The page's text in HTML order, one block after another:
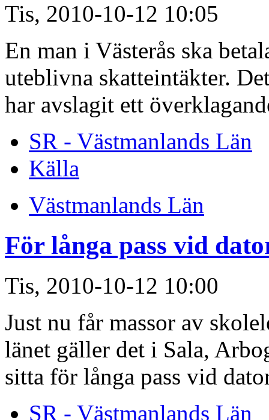
Tis, 2010-10-12 10:05
En man i Västerås ska
uteblivna skatteintäkter.
har avslagit ett
SR - Västmanlands Län
Källa
Västmanlands Län
För långa pass vid
Tis, 2010-10-12 10:00
Just nu får massor av
länet gäller det i Sala,
sitta för långa pass vid
SR - Västmanlands Län